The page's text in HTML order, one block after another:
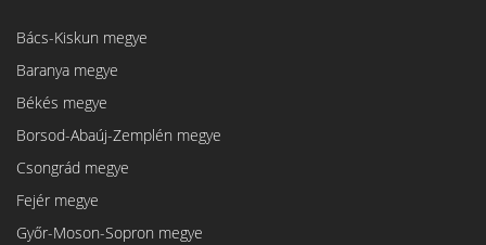
Bács-Kiskun megye
Baranya megye
Békés megye
Borsod-Abaúj-Zemplén megye
Csongrád megye
Fejér megye
Győr-Moson-Sopron megye